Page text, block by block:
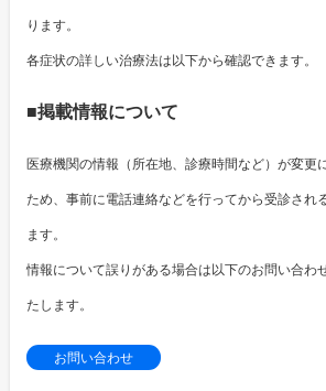
ります。
各症状の詳しい治療法は以下から確認できます。
■掲載情報について
医療機関の情報（所在地、診療時間など）が変更
ため、事前に電話連絡などを行ってから受診され
ます。
情報について誤りがある場合は以下のお問い合わ
たします。
お問い合わせ